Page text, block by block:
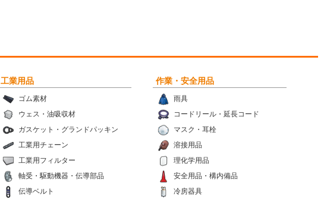
工業用品
ゴム素材
ウェス・油吸収材
ガスケット・グランドパッキン
工業用チェーン
工業用フィルター
軸受・駆動機器・伝導部品
伝導ベルト
作業・安全用品
雨具
コードリール・延長コード
マスク・耳栓
溶接用品
理化学用品
安全用品・構内備品
冷房器具